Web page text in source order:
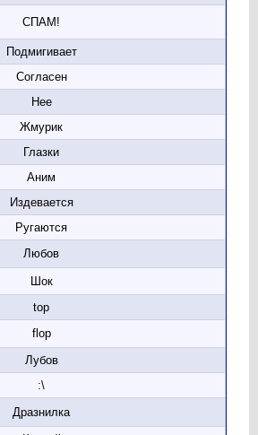
СПАМ!
Подмигивает
Согласен
Нее
Жмурик
Глазки
Аним
Издевается
Ругаются
Любов
Шок
top
flop
Лубов
:\
Дразнилка